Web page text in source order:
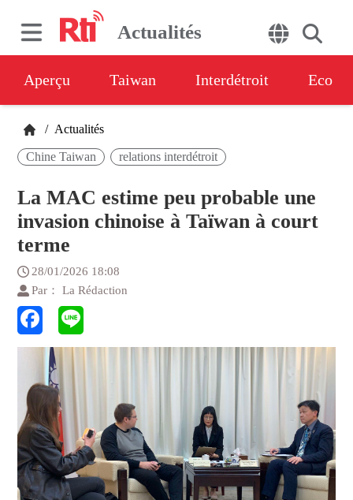
Actualités
Aperçu Taiwan Interdétroit Eco
/ Actualités
Chine Taiwan relations interdétroit
La MAC estime peu probable une
invasion chinoise à Taïwan à court
terme
28/01/2026 18:08
Par： La Rédaction